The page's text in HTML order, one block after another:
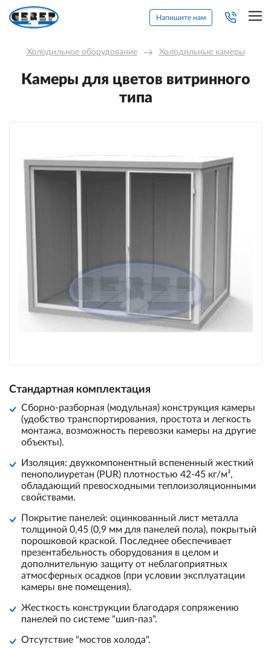
Напишите нам
Холодильное оборудование → Холодильные камеры
Камеры для цветов витринного
типа
Стандартная комплектация
Сборно-разборная (модульная) конструкция камеры
(удобство транспортирования, простота и легкость
монтажа, возможность перевозки камеры на другие
объекты).
Изоляция: двухкомпонентный вспененный жесткий
пенополиуретан (PUR) плотностью 42-45 кг/м³,
обладающий превосходными теплоизоляционными
свойствами.
Покрытие панелей: оцинкованный лист металла
толщиной 0,45 (0,9 мм для панелей пола), покрытый
порошковой краской. Последнее обеспечивает
презентабельность оборудования в целом и
дополнительную защиту от неблагоприятных
атмосферных осадков (при условии эксплуатации
камеры вне помещения).
Жесткость конструкции благодаря сопряжению
панелей по системе "шип-паз".
Отсутствие "мостов холода".